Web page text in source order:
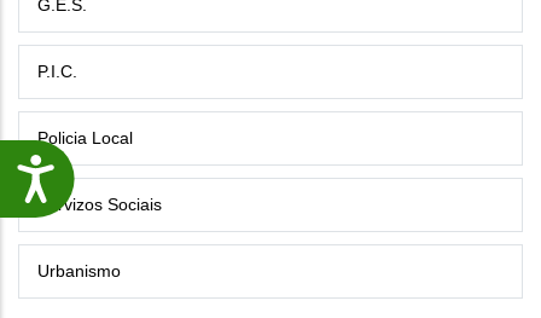
Accesibilidade
G.E.S.
P.I.C.
Policia Local
Servizos Sociais
Urbanismo